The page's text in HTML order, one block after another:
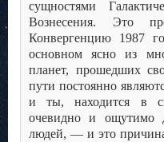
сущностями
Вознесения. Это
Конвергенцию 1987
основном ясно из
планет, прошедших
пути постоянно
и ты, находится в
очевидно и ощутимо
людей, — и это